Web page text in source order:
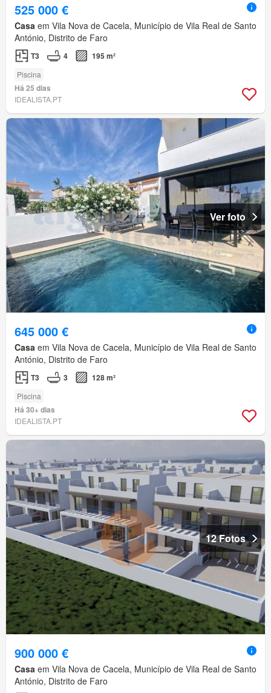
525 000 €
Casa em Vila Nova de Cacela, Município de Vila Real de Santo
António, Distrito de Faro
T3 4 195 m²
Piscina
Há 25 dias
IDEALISTA.PT
Ver foto
645 000 €
Casa em Vila Nova de Cacela, Município de Vila Real de Santo
António, Distrito de Faro
T3 3 128 m²
Piscina
Há 30+ dias
IDEALISTA.PT
12 Fotos
900 000 €
Casa em Vila Nova de Cacela, Município de Vila Real de Santo
António, Distrito de Faro